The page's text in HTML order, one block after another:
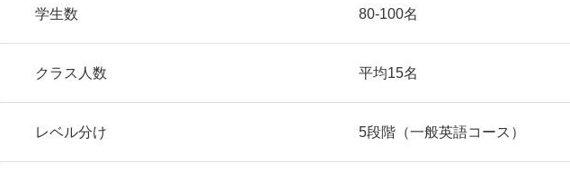
学生数 80-100名
クラス人数 平均15名
レベル分け 5段階（一般英語コース）